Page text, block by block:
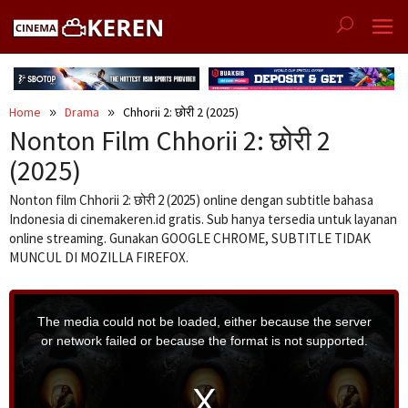
Home Drama Chhorii 2: छोरी 2 (2025)
Nonton Film Chhorii 2: छोरी 2
(2025)
Nonton film Chhorii 2: छोरी 2 (2025) online dengan subtitle bahasa
Indonesia di cinemakeren.id gratis. Sub hanya tersedia untuk layanan
online streaming. Gunakan GOOGLE CHROME, SUBTITLE TIDAK
MUNCUL DI MOZILLA FIREFOX.
The media could not be loaded, either because the server
or network failed or because the format is not supported.